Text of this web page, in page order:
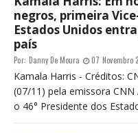
negros, primeira
Estados Unidos
país
Por: Danny De Moura 07 Novembro
Kamala Harris - Créditos:
(07/11) pela emissora
o 46° Presidente dos